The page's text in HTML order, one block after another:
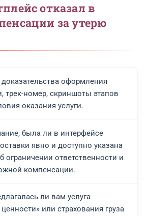
отказал в
за утерю
оформления
трек-номер, скриншоты этапов
оказания услуги.
была ли в интерфейсе
явно и доступно указана
ограничении ответственности и
компенсации.
ли вам услуга
или страхования груза